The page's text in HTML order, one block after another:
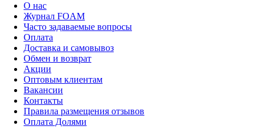
О нас
Журнал FOAM
Часто задаваемые вопросы
Оплата
Доставка и самовывоз
Обмен и возврат
Акции
Оптовым клиентам
Вакансии
Контакты
Правила размещения отзывов
Оплата Долями